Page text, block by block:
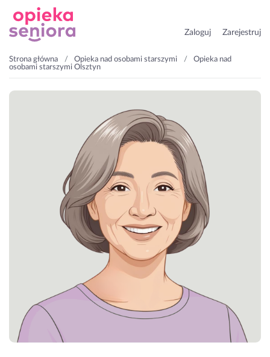
Zaloguj Zarejestruj
Strona główna Opieka nad osobami starszymi
Opieka nad
osobami starszymi Olsztyn